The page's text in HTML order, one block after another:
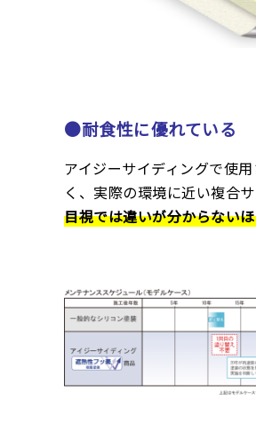
●耐食性に優れている
アイジーサイディングで使
く、実際の環境に近い複合
目視では違いが分からない